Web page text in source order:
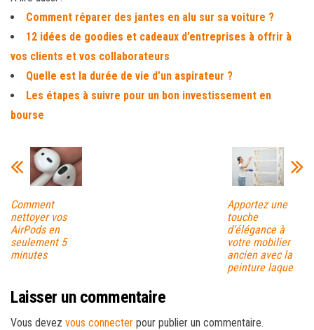
Comment réparer des jantes en alu sur sa voiture ?
12 idées de goodies et cadeaux d’entreprises à offrir à
vos clients et vos collaborateurs
Quelle est la durée de vie d’un aspirateur ?
Les étapes à suivre pour un bon investissement en
bourse
Comment
nettoyer vos
AirPods en
seulement 5
minutes
Apportez une
touche
d’élégance à
votre mobilier
ancien avec la
peinture laque
Laisser un commentaire
Vous devez vous connecter pour publier un commentaire.